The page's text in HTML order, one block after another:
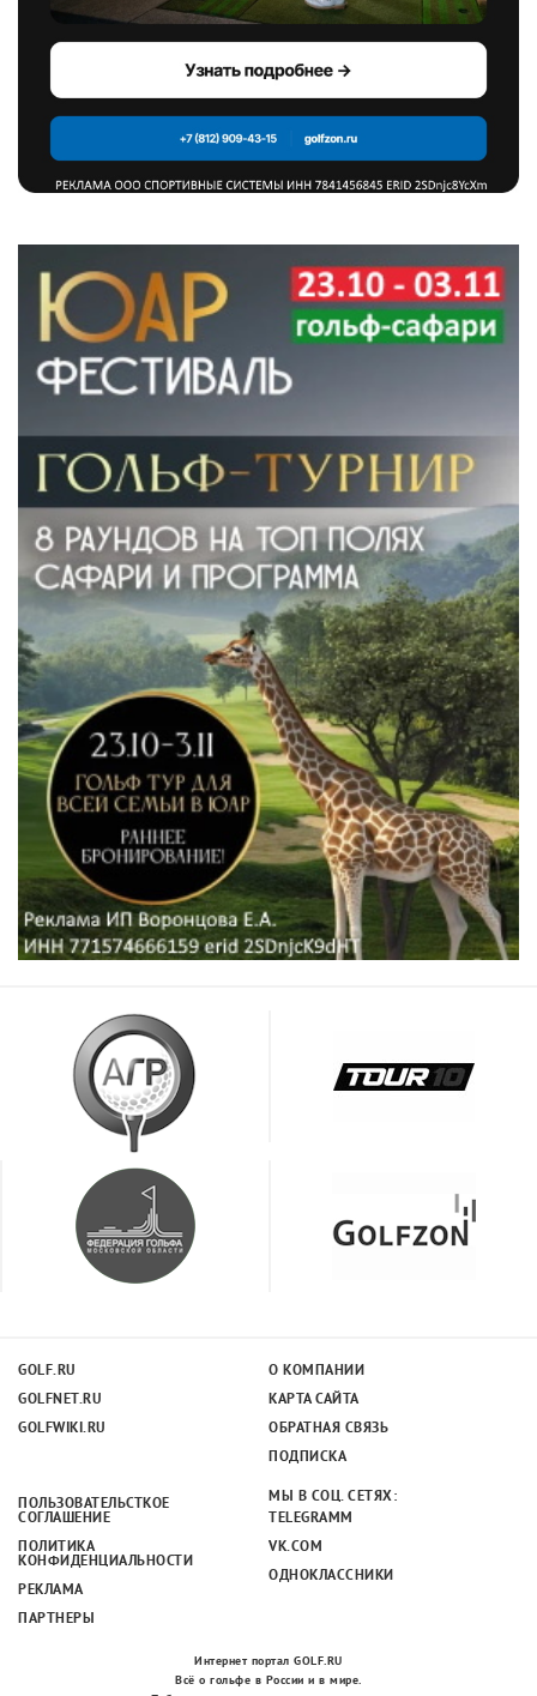
GOLF.RU
GOLFNET.RU
GOLFWIKI.RU
О КОМПАНИИ
КАРТА САЙТА
ОБРАТНАЯ СВЯЗЬ
ПОДПИСКА
ПОЛЬЗОВАТЕЛЬСТКОЕ
СОГЛАШЕНИЕ
ПОЛИТИКА
КОНФИДЕНЦИАЛЬНОСТИ
РЕКЛАМА
ПАРТНЕРЫ
МЫ В СОЦ. СЕТЯХ:
TELEGRAMM
VK.COM
ОДНОКЛАССНИКИ
Интернет портал GOLF.RU
Всё о гольфе в России и в мире.